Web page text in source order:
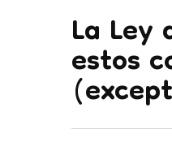
La
estos